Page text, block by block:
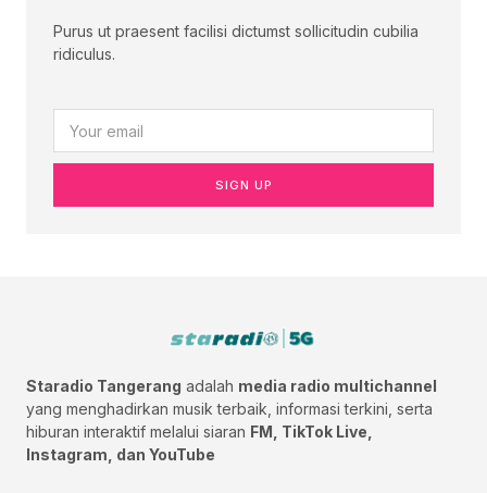
Purus ut praesent facilisi dictumst sollicitudin cubilia
ridiculus.
SIGN UP
Staradio Tangerang adalah media radio multichannel
yang menghadirkan musik terbaik, informasi terkini, serta
hiburan interaktif melalui siaran FM, TikTok Live,
Instagram, dan YouTube